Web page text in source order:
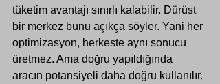
tüketim avantajı sınırlı kalabilir. Dürüst
bir merkez bunu açıkça söyler. Yani her
optimizasyon, herkeste aynı sonucu
üretmez. Ama doğru yapıldığında
aracın potansiyeli daha doğru kullanılır.